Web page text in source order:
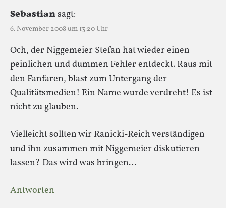
Sebastiansagt:
6. November 2008 um 13:20 Uhr
Och, der Niggemeier Stefan hat wieder einen
peinlichen und dummen Fehler entdeckt. Raus mit
den Fanfaren, blast zum Untergang der
Qualitätsmedien! Ein Name wurde verdreht! Es ist
nicht zu glauben.
Vielleicht sollten wir Ranicki-Reich verständigen
und ihn zusammen mit Niggemeier diskutieren
lassen? Das wird was bringen…
Antworten